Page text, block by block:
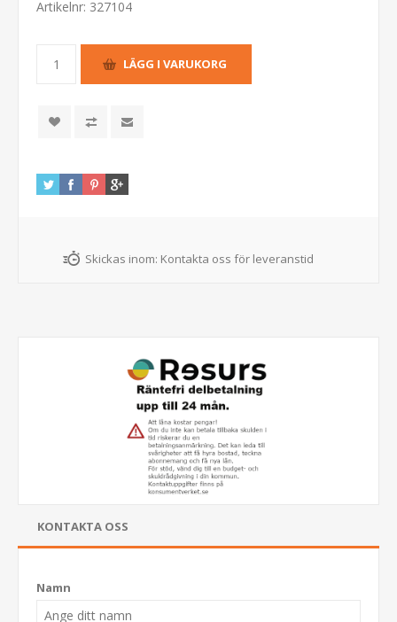
Artikelnr: 327104
Skickas inom: Kontakta oss för leveranstid
KONTAKTA OSS
Namn